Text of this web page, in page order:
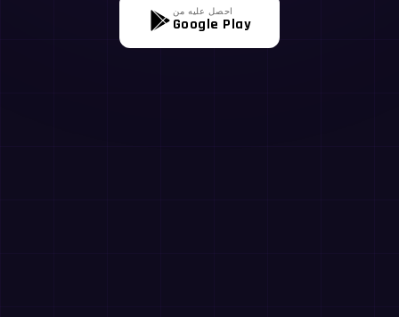
احصل عليه من
Google Play